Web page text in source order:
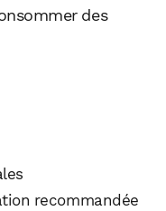
des
recommandée